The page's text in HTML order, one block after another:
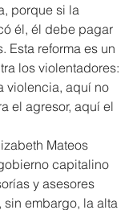
porque si la
él, él debe pagar
Esta reforma es un
los violentadores:
violencia, aquí no
el agresor, aquí el
Mateos
capitalino
y asesores
embargo, la alta